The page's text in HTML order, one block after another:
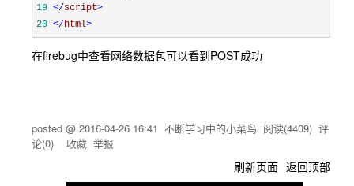
19 </script>
20 </html>
在firebug中查看网络数据包可以看到POST成功
posted @ 2016-04-26 16:41 不断学习中的小菜鸟 阅读(4409) 评
论(0) 收藏 举报
刷新页面 返回顶部